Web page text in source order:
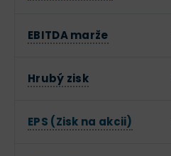
EBITDA marže
Hrubý zisk
EPS (Zisk na akcii)